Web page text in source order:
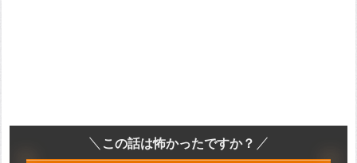
この話は怖かったですか？